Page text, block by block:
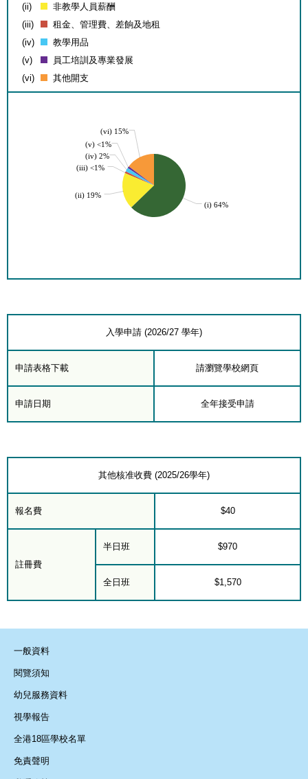
(ii)
非教學人員薪酬
(iii)
租金、管理費、差餉及地租
(iv)
教學用品
(v)
員工培訓及專業發展
(vi)
其他開支
(vi) 15%
(v) <1%
(iv) 2%
(iii) <1%
(ii) 19%
(i) 64%
入學申請 (2026/27 學年)
申請表格下載 請瀏覽學校網頁
申請日期 全年接受申請
其他核准收費 (2025/26學年)
報名費 $40
註冊費
半日班 $970
全日班 $1,570
一般資料
閱覽須知
幼兒服務資料
視學報告
全港18區學校名單
免責聲明